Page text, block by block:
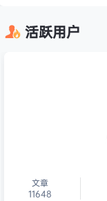
活跃用户
文章
11648